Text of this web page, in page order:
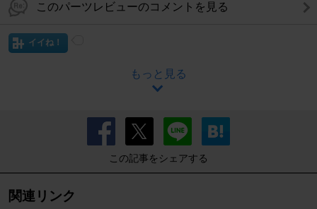
このパーツレビューのコメントを見る
イイね！
もっと見る
この記事をシェアする
関連リンク